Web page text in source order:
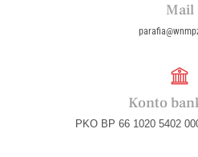
Mail
Konto
PKO BP 66 1020 5402